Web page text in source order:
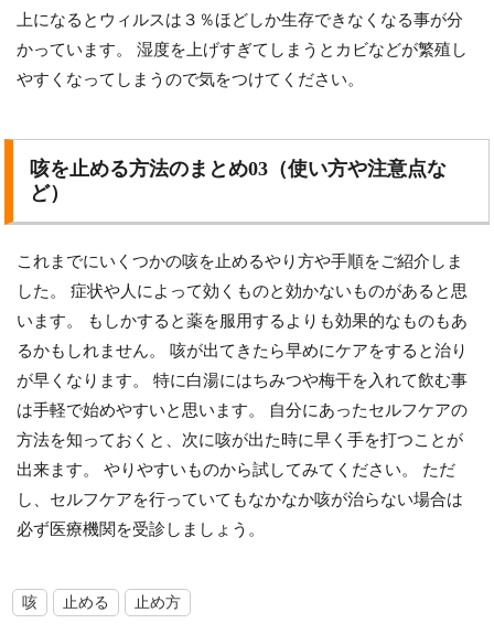
上になるとウィルスは３％ほどしか生存できなくなる事が分
かっています。 湿度を上げすぎてしまうとカビなどが繁殖し
やすくなってしまうので気をつけてください。
咳を止める方法のまとめ03（使い方や注意点な
ど）
これまでにいくつかの咳を止めるやり方や手順をご紹介しま
した。 症状や人によって効くものと効かないものがあると思
います。 もしかすると薬を服用するよりも効果的なものもあ
るかもしれません。 咳が出てきたら早めにケアをすると治り
が早くなります。 特に白湯にはちみつや梅干を入れて飲む事
は手軽で始めやすいと思います。 自分にあったセルフケアの
方法を知っておくと、次に咳が出た時に早く手を打つことが
出来ます。 やりやすいものから試してみてください。 ただ
し、セルフケアを行っていてもなかなか咳が治らない場合は
必ず医療機関を受診しましょう。
咳 止める 止め方